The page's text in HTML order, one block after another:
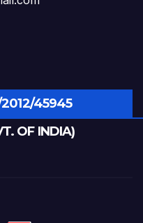
2012/45945
OF INDIA)